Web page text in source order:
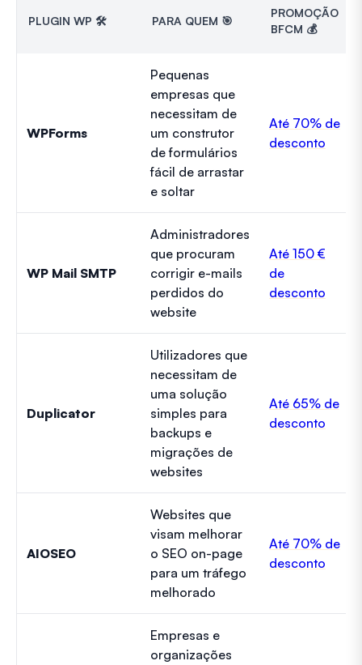
PLUGIN WP 🛠️ PARA QUEM 🎯
PROMOÇÃO
BFCM 💰
WPForms
Pequenas
empresas que
necessitam de
um construtor
de formulários
fácil de arrastar
e soltar
Até 70% de
desconto
WP Mail SMTP
Administradores
que procuram
corrigir e-mails
perdidos do
website
Até 150 €
de
desconto
Duplicator
Utilizadores que
necessitam de
uma solução
simples para
backups e
migrações de
websites
Até 65% de
desconto
AIOSEO
Websites que
visam melhorar
o SEO on-page
para um tráfego
melhorado
Até 70% de
desconto
Empresas e
organizações